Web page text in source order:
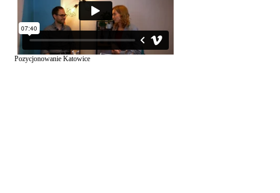
Pozycjonowanie Katowice